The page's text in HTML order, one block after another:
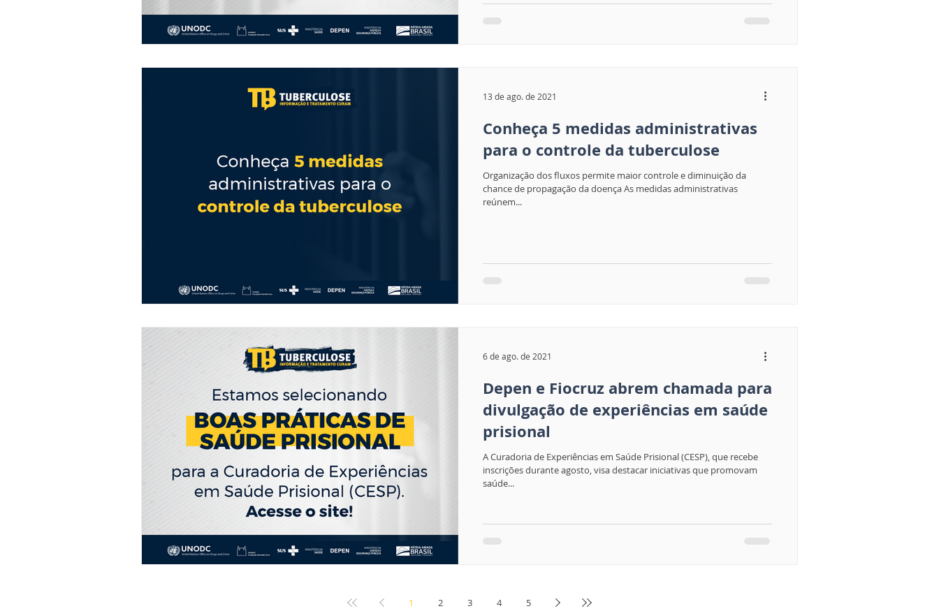
Conheça 5 medidas administrativas
para o controle da tuberculose
Organização dos fluxos permite maior controle e diminuição da
chance de propagação da doença As medidas administrativas
reúnem...
13 de ago. de 2021
Depen e Fiocruz abrem chamada para
divulgação de experiências em saúde
prisional
A Curadoria de Experiências em Saúde Prisional (CESP), que recebe
inscrições durante agosto, visa destacar iniciativas que promovam
saúde...
6 de ago. de 2021
1 2 3 4 5